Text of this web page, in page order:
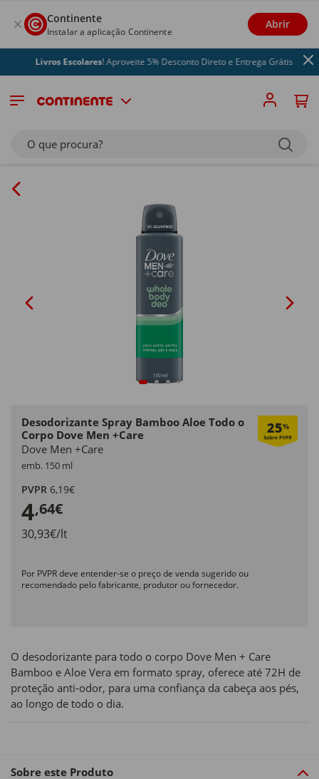
Continente
Instalar a aplicação Continente
Abrir
Livros Escolares! Aproveite 5% Desconto Direto e Entrega Grátis
O que procura?
Desodorizante Spray Bamboo Aloe Todo o
Corpo Dove Men +Care
25%
Dove Men +Care
emb. 150 ml
PVPR 6,19€
4,64€
30,93€/lt
Por PVPR deve entender-se o preço de venda sugerido ou
recomendado pelo fabricante, produtor ou fornecedor.
O desodorizante para todo o corpo Dove Men + Care
Bamboo e Aloe Vera em formato spray, oferece até 72H de
proteção anti-odor, para uma confiança da cabeça aos pés,
ao longo de todo o dia.
Sobre este Produto